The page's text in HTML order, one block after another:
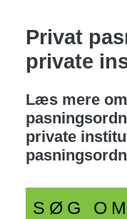
Privat
private
Læs mere
private
SØG OM